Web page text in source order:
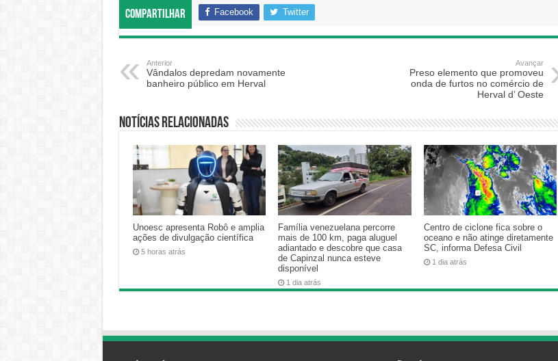
Compartilhar Facebook Twitter
Anterior
Vândalos depredam novamente
banheiro público em Herval
Avançar
Preso elemento que promoveu
onda de furtos no comércio de
Herval d’ Oeste
Notícias relacionadas
Unoesc apresenta Robô e amplia
ações de divulgação científica
5 horas atrás
Família venezuelana percorre
mais de 100 km, paga aluguel
adiantado e descobre que casa
de Capinzal nunca esteve
disponível
1 dia atrás
Centro de ciclone fica sobre o
oceano e não atinge diretamente
SC, informa Defesa Civil
1 dia atrás